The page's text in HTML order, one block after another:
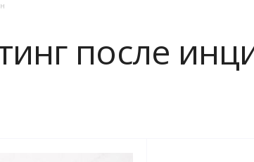
после